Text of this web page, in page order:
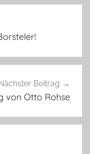
Beitrag
von Otto Rohse